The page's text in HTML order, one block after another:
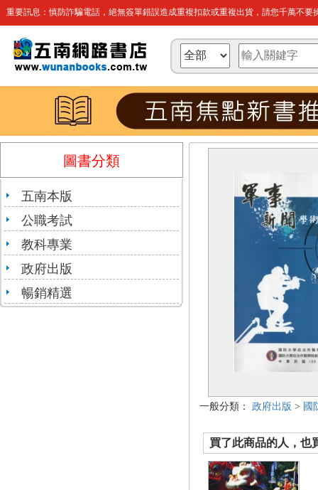
重要訊息：慎防詐騙電話，絕無簽單錯誤造成重複扣款或重複出貨，請您千萬不要
圖書分類
五南本版
公職考試
教科專業
政府出版
暢銷精選
一般分類： 政府出版 > 國
買了此商品的人，也